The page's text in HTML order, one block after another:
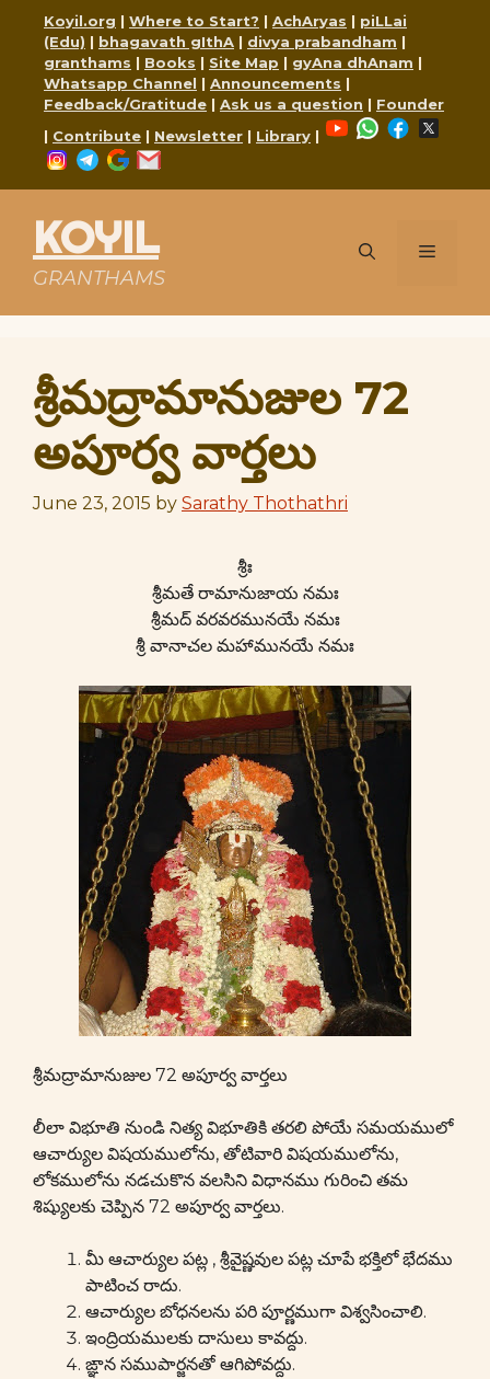
content
Koyil.org | Where to Start? | AchAryas | piLLai
(Edu) | bhagavath gIthA | divya prabandham |
granthams | Books | Site Map | gyAna dhAnam |
Whatsapp Channel | Announcements |
Feedback/Gratitude | Ask us a question | Founder
| Contribute | Newsletter | Library |
YouTubeWhatsApp
Facebook
Instagram
Telegram
Google
KOYIL
GRANTHAMS
Menu
శ్రీమద్రామానుజుల 72
అపూర్వ వార్తలు
June 23, 2015 by Sarathy Thothathri
శ్రీః
శ్రీమతే రామానుజాయ నమః
శ్రీమద్ వరవరమునయే నమః
శ్రీ వానాచల మహామునయే నమః
శ్రీమద్రామానుజుల 72 అపూర్వ వార్తలు
లీలా విభూతి నుండి నిత్య విభూతికి తరలి పోయే సమయములో
ఆచార్యుల విషయములోను, తోటివారి విషయములోను,
లోకములోను నడచుకొన వలసిని విధానము గురించి తమ
శిష్యులకు చెప్పిన 72 అపూర్వ వార్తలు.
మీ ఆచార్యుల పట్ల , శ్రీవైష్ణవుల పట్ల చూపే భక్తిలో భేదము
పాటించ రాదు.
ఆచార్యుల బోధనలను పరి పూర్ణముగా విశ్వసించాలి.
ఇంద్రియములకు దాసులు కావద్దు.
ఙ్ఞాన సముపార్జనతో ఆగిపోవద్దు.